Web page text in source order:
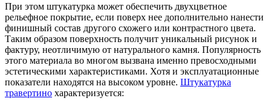
При этом штукатурка может обеспечить двухцветное
рельефное покрытие, если поверх нее дополнительно нанести
финишный состав другого схожего или контрастного цвета.
Таким образом поверхность получит уникальный рисунок и
фактуру, неотличимую от натурального камня. Популярность
этого материала во многом вызвана именно превосходными
эстетическими характеристиками. Хотя и эксплуатационные
показатели находятся на высоком уровне. Штукатурка
травертино характеризуется: